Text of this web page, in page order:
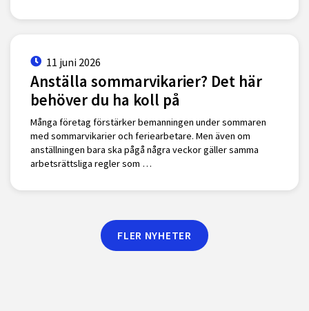
11 juni 2026
Anställa sommarvikarier? Det här
behöver du ha koll på
Många företag förstärker bemanningen under sommaren
med sommarvikarier och feriearbetare. Men även om
anställningen bara ska pågå några veckor gäller samma
arbetsrättsliga regler som …
FLER NYHETER